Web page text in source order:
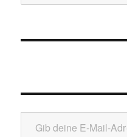
nach:
Gib deine E-Mail-Adresse ein ...